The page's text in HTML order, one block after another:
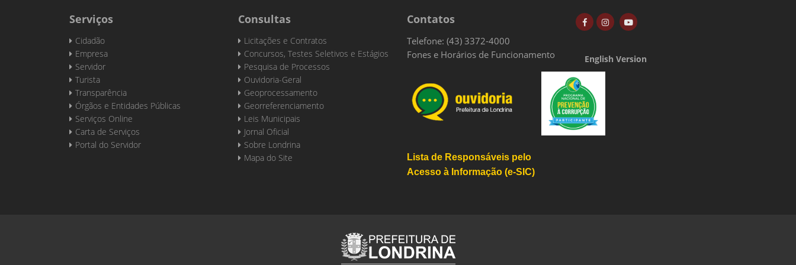
Serviços
Cidadão
Empresa
Servidor
Turista
Transparência
Órgãos e Entidades Públicas
Serviços Online
Carta de Serviços
Portal do Servidor
Consultas
Licitações e Contratos
Concursos, Testes Seletivos e Estágios
Pesquisa de Processos
Ouvidoria-Geral
Geoprocessamento
Georreferenciamento
Leis Municipais
Jornal Oficial
Sobre Londrina
Mapa do Site
Contatos
Telefone: (43) 3372-4000
Fones e Horários de Funcionamento
Lista de Responsáveis pelo
Acesso à Informação (e-SIC)
English Version